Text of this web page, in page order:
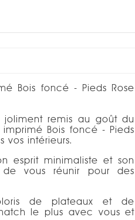
Bois foncé - Pieds Rose
joliment remis au goût du
Bois foncé - Pieds
vos intérieurs.
esprit minimaliste et son
de vous réunir pour des
de plateaux et de
le plus avec vous et